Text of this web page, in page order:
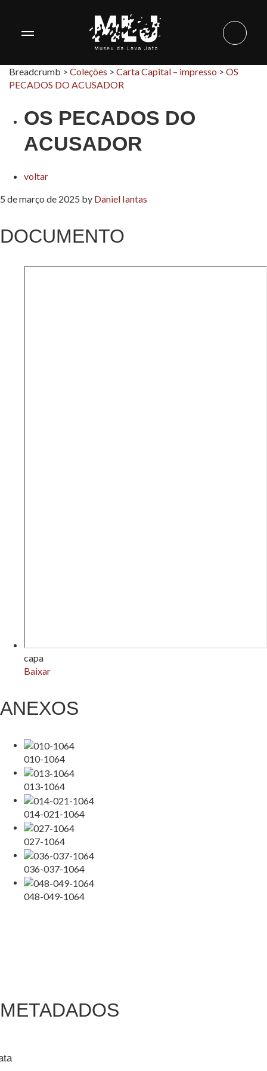
Breadcrumb > Coleções > Carta Capital – impresso > OS
PECADOS DO ACUSADOR
OS PECADOS DO
ACUSADOR
voltar
5 de março de 2025 by Daniel Iantas
DOCUMENTO
capa
Baixar
ANEXOS
010-1064
013-1064
014-021-1064
027-1064
036-037-1064
048-049-1064
METADADOS